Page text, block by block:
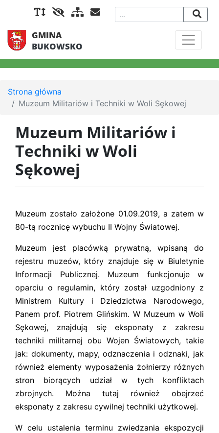
GMINA
BUKOWSKO
Strona główna
Muzeum Militariów i Techniki w Woli Sękowej
Muzeum Militariów i
Techniki w Woli
Sękowej
Muzeum zostało założone 01.09.2019, a zatem w
80-tą rocznicę wybuchu II Wojny Światowej.
Muzeum jest placówką prywatną, wpisaną do
rejestru muzeów, który znajduje się w Biuletynie
Informacji Publicznej. Muzeum funkcjonuje w
oparciu o regulamin, który został uzgodniony z
Ministrem Kultury i Dziedzictwa Narodowego,
Panem prof. Piotrem Glińskim. W Muzeum w Woli
Sękowej, znajdują się eksponaty z zakresu
techniki militarnej obu Wojen Światowych, takie
jak: dokumenty, mapy, odznaczenia i odznaki, jak
również elementy wyposażenia żołnierzy różnych
stron biorących udział w tych konfliktach
zbrojnych. Można tutaj również obejrzeć
eksponaty z zakresu cywilnej techniki użytkowej.
W celu ustalenia terminu zwiedzania ekspozycji